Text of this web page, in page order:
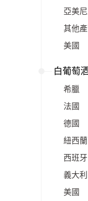
亞美
其他
美國
白葡萄
希臘
法國
德國
紐西蘭
西班牙
義大利
美國